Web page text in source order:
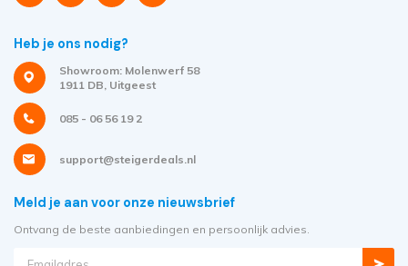
Heb je ons nodig?
Showroom: Molenwerf 58
1911 DB, Uitgeest
085 - 06 56 19 2
support@steigerdeals.nl
Meld je aan voor onze nieuwsbrief
Ontvang de beste aanbiedingen en persoonlijk advies.